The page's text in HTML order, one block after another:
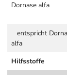
Dornase alfa
entspricht
alfa
Hilfsstoffe